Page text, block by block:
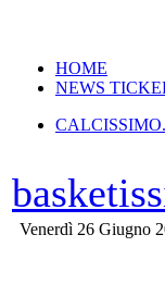
HOME
NEWS
Venerdì 26 Giugno